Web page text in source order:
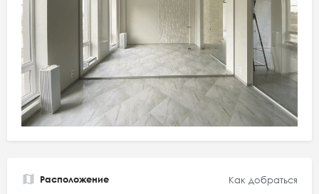
Расположение Как добраться